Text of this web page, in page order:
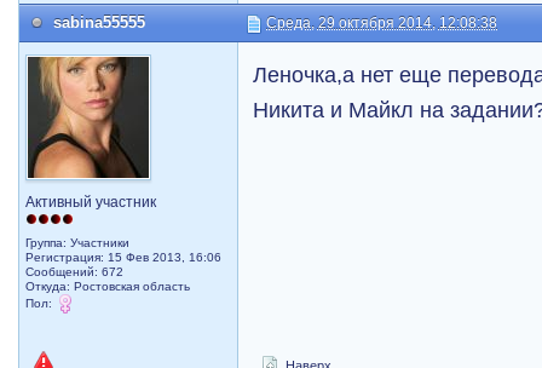
sabina55555 Среда, 29 октября 2014, 12:08:38
Активный участник
Группа: Участники
Регистрация: 15 Фев 2013, 16:06
Сообщений: 672
Откуда: Ростовская область
Пол:
Леночка,а нет еще
Никита и Майкл на